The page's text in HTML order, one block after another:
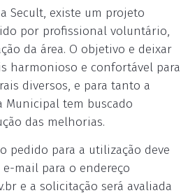
Secult, existe um projeto
por profissional voluntário,
da área. O objetivo e deixar
harmonioso e confortável para
diversos, e para tanto a
Municipal tem buscado
das melhorias.
pedido para a utilização deve
mail para o endereço
e a solicitação será avaliada